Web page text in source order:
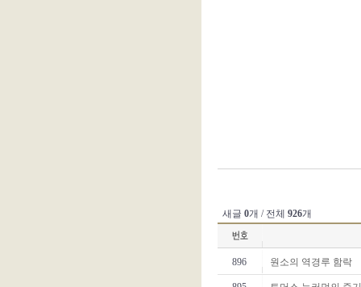
다
트
태
아
험
새글 0개 / 전체 926개
896 원소의 역경루 함락